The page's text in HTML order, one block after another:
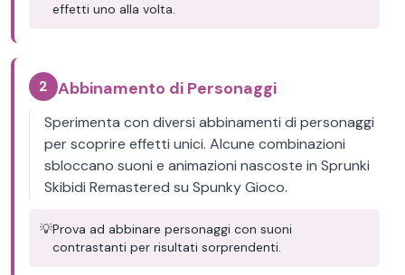
effetti uno alla volta.
2 Abbinamento di Personaggi
Sperimenta con diversi abbinamenti di personaggi
per scoprire effetti unici. Alcune combinazioni
sbloccano suoni e animazioni nascoste in Sprunki
Skibidi Remastered su Spunky Gioco.
💡Prova ad abbinare personaggi con suoni
contrastanti per risultati sorprendenti.